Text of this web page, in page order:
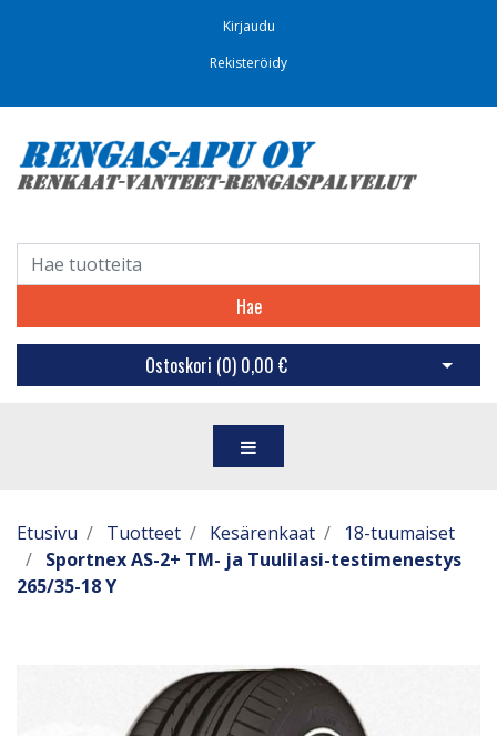
Kirjaudu
Rekisteröidy
Hae
Ostoskori (0) 0,00 € Avaa
Etusivu Tuotteet Kesärenkaat
18-tuumaiset
Sportnex AS-2+ TM- ja Tuulilasi-testimenestys
265/35-18 Y